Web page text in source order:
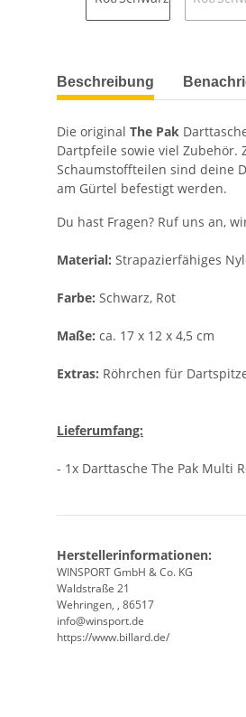
weitere Registerkarten anzeigen
Beschreibung
Die original The Pak
Dartpfeile sowie viel Zubehör.
Schaumstoffteilen sind deine
am Gürtel befestigt werden.
Du hast Fragen? Ruf uns an,
Material: Strapazierfähiges
Farbe: Schwarz, Rot
Maße: ca. 17 x 12 x 4,5 cm
Extras: Röhrchen für
Lieferumfang:
- 1x Darttasche The Pak Multi
Herstellerinformationen:
WINSPORT GmbH & Co. KG
Waldstraße 21
Wehringen, , 86517
info@winsport.de
https://www.billard.de/